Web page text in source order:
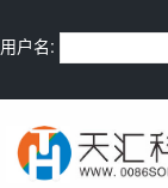
用户名: